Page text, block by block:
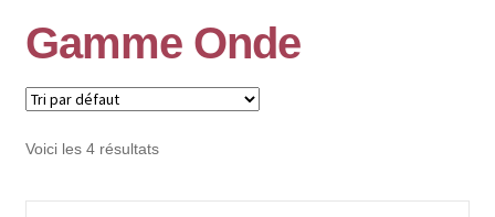
Gamme Onde
Voici les 4 résultats